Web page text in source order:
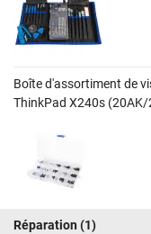
Boîte d'assortiment de
ThinkPad X240s
Réparation (1)